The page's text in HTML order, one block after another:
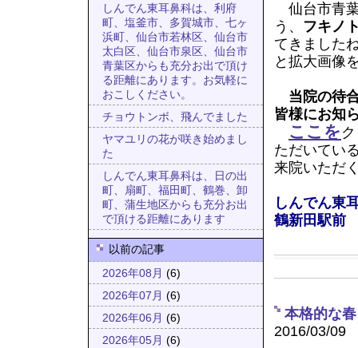
しんでん東耳鼻科は、利府
町、塩釜市、多賀城市、七ヶ
浜町、仙台市若林区、仙台市
太白区、仙台市泉区、仙台市
青葉区からも充分お出で頂け
る距離にあります。お気軽に
おこしください。
チョウトンボ、飛んでました
ヤマユリの花が咲き始めまし
た
しんでん東耳鼻科は、日の出
町、扇町、福田町、鶴巻、卸
町、蒲生地区からも充分お出
で頂ける距離にあります
以前の記事
2026年08月 (6)
2026年07月 (6)
2026年06月 (6)
2026年05月 (6)
仙台市青
う、 フキノ
てきました
と拡大画像
当院の待
皆様にお知
ここを
ただいてい
来院いただ
しんでん東
鶴新田駅前
本格的な
2016/03/09